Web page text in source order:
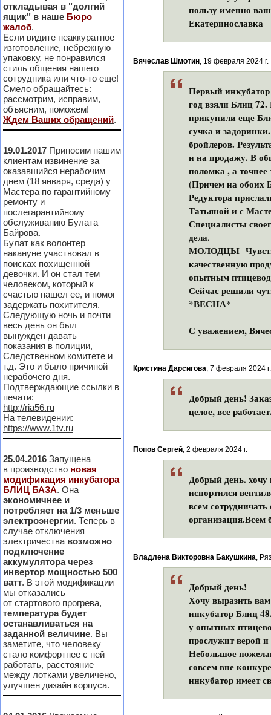
откладывая в "долгий
ящик" в наше Бюро
жалоб.
Если видите неаккуратное
изготовление, небрежную
упаковку, не понравился
стиль общения нашего
сотрудника или что-то еще!
Смело обращайтесь:
рассмотрим, исправим,
объясним, поможем!
Ждем Ваших обращений.
19.01.2017 Приносим нашим
клиентам извинение за
оказавшийся нерабочим
днем (18 января, среда) у
Мастера по гарантийному
ремонту и
послегарантийному
обслуживанию Булата
Байрова.
Булат как волонтер
накануне участвовал в
поисках похищенной
девочки. И он стал тем
человеком, который к
счастью нашел ее, и помог
задержать похитителя.
Следующую ночь и почти
весь день он был
вынужден давать
показания в полиции,
Следственном комитете и
т.д. Это и было причиной
нерабочего дня.
Подтверждающие ссылки в
печати:
http://ria56.ru
На телевидении:
https://www.1tv.ru
25.04.2016 Запущена
в производство новая
модификация инкубатора
БЛИЦ БАЗА. Она
экономичнее и
потребляет на 1/3 меньше
электроэнергии. Теперь в
случае отключения
электричества возможно
подключение
аккумулятора через
инвертор мощностью 500
ватт. В этой модификации
мы отказались
от стартового прогрева,
температура будет
останавливаться на
заданной величине. Вы
заметите, что человеку
стало комфортнее с ней
работать, расстояние
между лотками увеличено,
улучшен дизайн корпуса.
пользу именно
Екатеринославка
Вячеслав Шмотин, 19 февраля 2024 г.
Первый инкубатор
год взяли Блиц
прикупили еще
сучка и
бройлеров.
и на продажу. В
поломка , а точнее
(Причем на обоих
Редуктора
Татьяной и с
Специалисты
МОЛОДЦЫ
качественную
опытным
Сейчас решили
С уважением,
Кристина Дарсигова, 7 февраля 2024 г.
Добрый день!
целое, все
Попов Сергей, 2 февраля 2024 г.
Добрый день. хочу
испортился
всем
Владлена Викторовна Бакушкина,
Добрый день!
Хочу выразить вам
инкубатор Блиц
у опытных
прослужит верой
Небольшое
совсем вне
инкубатор имеет